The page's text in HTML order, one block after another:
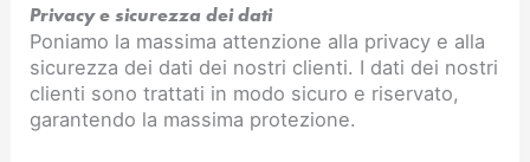
Privacy e sicurezza dei dati
Poniamo la massima attenzione alla privacy e alla
sicurezza dei dati dei nostri clienti. I dati dei nostri
clienti sono trattati in modo sicuro e riservato,
garantendo la massima protezione.